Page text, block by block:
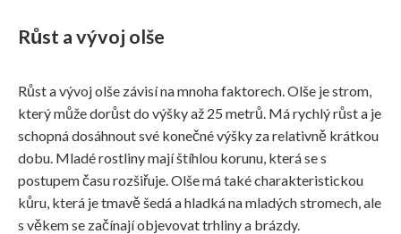
Růst a vývoj olše
Růst a vývoj olše závisí na mnoha faktorech. Olše je strom,
který může dorůst do výšky až 25 metrů. Má rychlý růst a je
schopná dosáhnout své konečné výšky za relativně krátkou
dobu. Mladé rostliny mají štíhlou korunu, která se s
postupem času rozšiřuje. Olše má také charakteristickou
kůru, která je tmavě šedá a hladká na mladých stromech, ale
s věkem se začínají objevovat trhliny a brázdy.